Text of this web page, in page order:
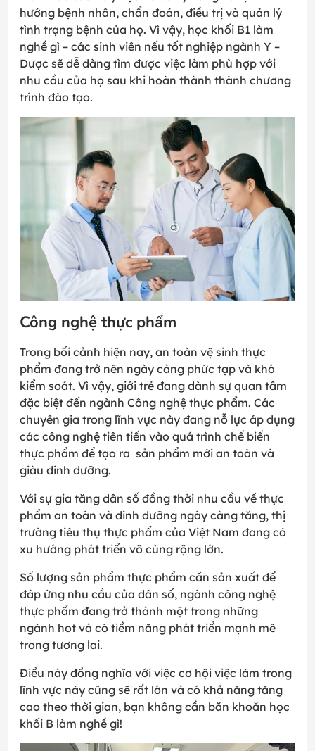
hướng bệnh nhân, chẩn đoán, điều trị và quản lý
tình trạng bệnh của họ. Vì vậy, học khối B1 làm
nghề gì – các sinh viên nếu tốt nghiệp ngành Y –
Dược sẽ dễ dàng tìm được việc làm phù hợp với
nhu cầu của họ sau khi hoàn thành thành chương
trình đào tạo.
Công nghệ thực phẩm
Trong bối cảnh hiện nay, an toàn vệ sinh thực
phẩm đang trở nên ngày càng phức tạp và khó
kiểm soát. Vì vậy, giới trẻ đang dành sự quan tâm
đặc biệt đến ngành Công nghệ thực phẩm. Các
chuyên gia trong lĩnh vực này đang nỗ lực áp dụng
các công nghệ tiên tiến vào quá trình chế biến
thực phẩm để tạo ra sản phẩm mới an toàn và
giàu dinh dưỡng.
Với sự gia tăng dân số đồng thời nhu cầu về thực
phẩm an toàn và dinh dưỡng ngày càng tăng, thị
trường tiêu thụ thực phẩm của Việt Nam đang có
xu hướng phát triển vô cùng rộng lớn.
Số lượng sản phẩm thực phẩm cần sản xuất để
đáp ứng nhu cầu của dân số, ngành công nghệ
thực phẩm đang trở thành một trong những
ngành hot và có tiềm năng phát triển mạnh mẽ
trong tương lai.
Điều này đồng nghĩa với việc cơ hội việc làm trong
lĩnh vực này cũng sẽ rất lớn và có khả năng tăng
cao theo thời gian, bạn không cần băn khoăn học
khối B làm nghề gì!